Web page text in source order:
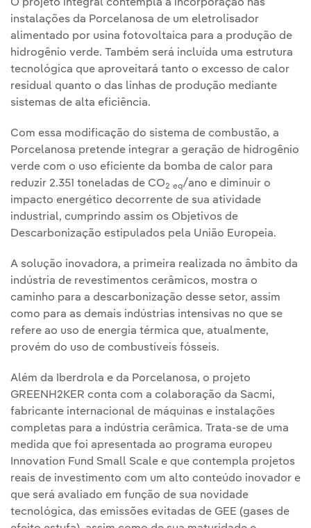
O projeto integral contempla a incorporação nas
instalações da Porcelanosa de um eletrolisador
alimentado por usina fotovoltaica para a produção de
hidrogênio verde. Também será incluída uma estrutura
tecnológica que aproveitará tanto o excesso de calor
residual quanto o das linhas de produção mediante
sistemas de alta eficiência.
Com essa modificação do sistema de combustão, a
Porcelanosa pretende integrar a geração de hidrogênio
verde com o uso eficiente da bomba de calor para
reduzir 2.351 toneladas de CO2 eq/ano e diminuir o
impacto energético decorrente de sua atividade
industrial, cumprindo assim os Objetivos de
Descarbonização estipulados pela União Europeia.
A solução inovadora, a primeira realizada no âmbito da
indústria de revestimentos cerâmicos, mostra o
caminho para a descarbonização desse setor, assim
como para as demais indústrias intensivas no que se
refere ao uso de energia térmica que, atualmente,
provém do uso de combustíveis fósseis.
Além da Iberdrola e da Porcelanosa, o projeto
GREENH2KER conta com a colaboração da Sacmi,
fabricante internacional de máquinas e instalações
completas para a indústria cerâmica. Trata-se de uma
medida que foi apresentada ao programa europeu
Innovation Fund Small Scale e que contempla projetos
reais de investimento com um alto conteúdo inovador e
que será avaliado em função de sua novidade
tecnológica, das emissões evitadas de GEE (gases de